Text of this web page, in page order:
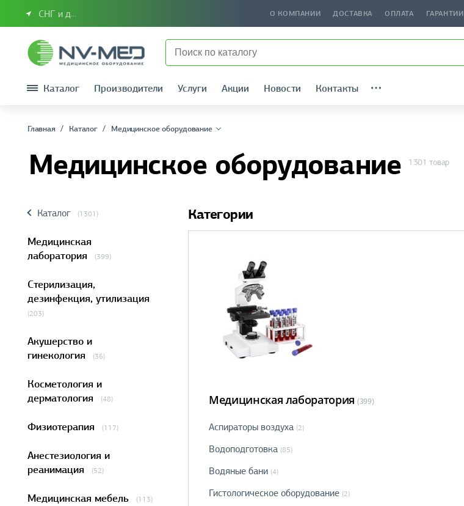
СНГ и другие страны О КОМПАНИИ ДОСТАВКА ОПЛАТА ГАРАНТИИ
Каталог Производители Услуги Акции Новости Контакты
Главная Каталог Медицинское оборудование
Медицинское оборудование 1301 товар
Каталог (1301)
Медицинская
лаборатория
(399)
Стерилизация,
дезинфекция, утилизация
(203)
Акушерство и
гинекология
(36)
Косметология и
дерматология
(48)
Физиотерапия (117)
Анестезиология и
реанимация
(52)
Медицинская мебель (113)
Категории
Медицинская лаборатория (399)
Аспираторы воздуха (2)
Водоподготовка (85)
Водяные бани (4)
Гистологическое оборудование (2)